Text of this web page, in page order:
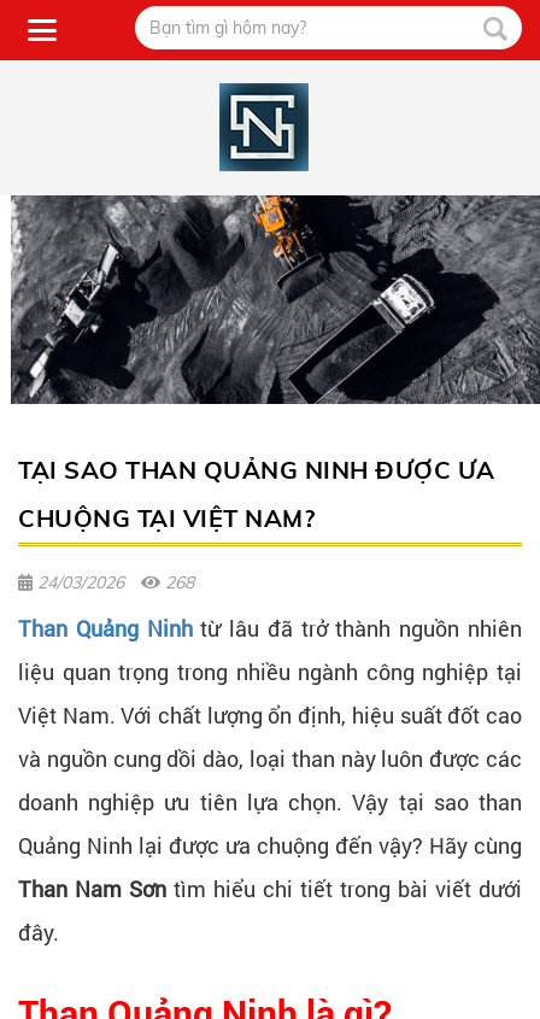
TẠI SAO THAN QUẢNG NINH ĐƯỢC ƯA
CHUỘNG TẠI VIỆT NAM?
24/03/2026 268
Than Quảng Ninhtừ lâu đã trở thành nguồn nhiên
liệu quan trọng trong nhiều ngành công nghiệp tại
Việt Nam. Với chất lượng ổn định, hiệu suất đốt cao
và nguồn cung dồi dào, loại than này luôn được các
doanh nghiệp ưu tiên lựa chọn. Vậy tại sao than
Quảng Ninh lại được ưa chuộng đến vậy? Hãy cùng
Than Nam Sơn tìm hiểu chi tiết trong bài viết dưới
đây.